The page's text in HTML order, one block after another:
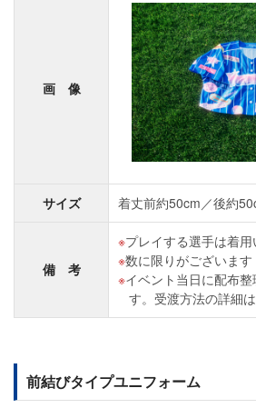
画 像
サイズ 着丈前約50cm／後約
備 考
プレイする選手は着
数に限りがございます
イベント当日に配布
す。受渡方法の詳細は
前結びタイプユニフォーム